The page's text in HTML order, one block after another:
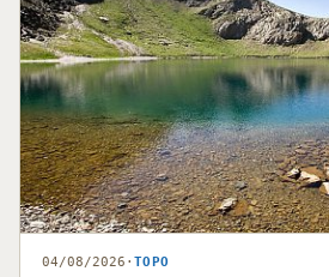
04/08/2026 · TOPO